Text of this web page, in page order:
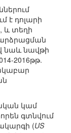
է դոլարի
և տեղի
նաև նավթի
2016թթ.
կամ
գտնվում
(US